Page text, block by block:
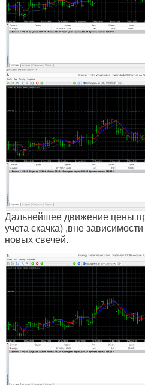
Дальнейшее движение цены
учета скачка) ,вне
новых свечей.